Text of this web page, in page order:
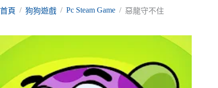
首頁 / 狗狗遊戲 / Pc Steam Game / 惡龍守不住